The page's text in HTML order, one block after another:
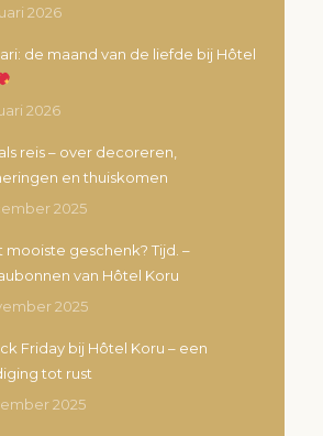
2026
de maand van de liefde bij Hôtel
2026
reis – over decoreren,
en thuiskomen
2025
mooiste geschenk? Tijd. –
van Hôtel Koru
2025
Friday bij Hôtel Koru – een
tot rust
2025